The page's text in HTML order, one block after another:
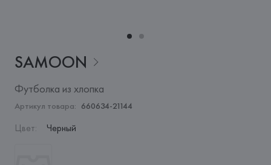
SAMOON
Футболка из хлопка
Артикул товара: 660634-21144
Цвет: Черный